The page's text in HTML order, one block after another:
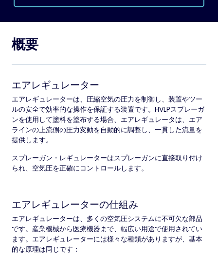
概要
エアレギュレーター
エアレギュレーターは、圧縮空気の圧力を制御し、装置やツー
ルの安全で効率的な操作を保証する装置です。HVLPスプレーガ
ンを使用して塗料を塗布する場合、エアレギュレータは、エア
ラインの上流側の圧力変動を自動的に調整し、一貫した流量を
提供します。
スプレーガン・レギュレーターはスプレーガンに直接取り付け
られ、空気圧を正確にコントロールします。
エアレギュレーターの仕組み
エアレギュレーターは、多くの空気圧システムに不可欠な部品
です。産業機械から医療機器まで、幅広い用途で使用されてい
ます。エアレギュレーターには様々な種類がありますが、基本
的な原理は同じです：